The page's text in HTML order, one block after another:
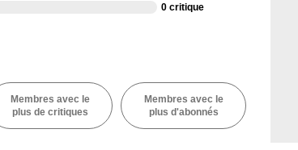
0 critique
Membres avec le
plus de critiques
Membres avec le
plus d'abonnés